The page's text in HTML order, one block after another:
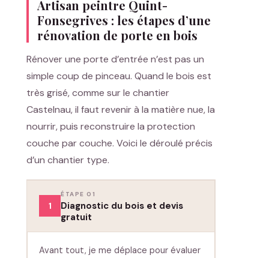
Artisan peintre Quint-
Fonsegrives : les étapes d’une
rénovation de porte en bois
Rénover une porte d’entrée n’est pas un
simple coup de pinceau. Quand le bois est
très grisé, comme sur le chantier
Castelnau, il faut revenir à la matière nue, la
nourrir, puis reconstruire la protection
couche par couche. Voici le déroulé précis
d’un chantier type.
1
ÉTAPE 01
Diagnostic du bois et devis
gratuit
Avant tout, je me déplace pour évaluer